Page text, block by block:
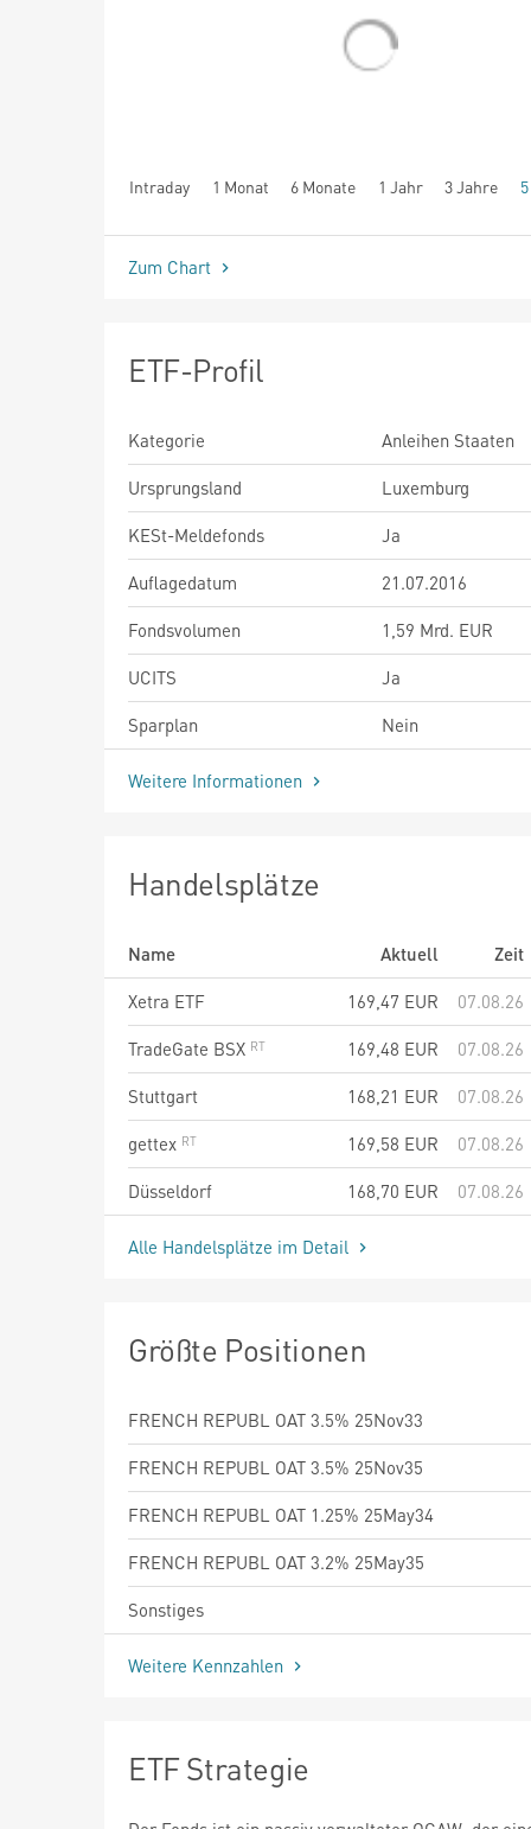
Intraday 1 Monat 6 Monate 1 Jahr 3 Jahre
seit Beginn
Zum Chart
ETF-Profil
Kategorie
Anleihen Staaten
Ursprungsland
Luxemburg
KESt-Meldefonds
Ja
Auflagedatum
21.07.2016
Fondsvolumen
1,59 Mrd. EUR
UCITS
Ja
Sparplan
Nein
Weitere Informationen
Handelsplätze
Name Aktuell
Zeit
Xetra ETF
169,47 EUR
07.08.26
TradeGate BSX
169,48 EUR
07.08.26
Stuttgart
168,21 EUR
07.08.26
gettex
169,58 EUR
07.08.26
Düsseldorf
168,70 EUR 07.08.26
Alle Handelsplätze im Detail
Größte Positionen
FRENCH REPUBL OAT 3.5% 25Nov33
FRENCH REPUBL OAT 3.5% 25Nov35
FRENCH REPUBL OAT 1.25% 25May34
FRENCH REPUBL OAT 3.2% 25May35
Sonstiges
Weitere Kennzahlen
ETF Strategie